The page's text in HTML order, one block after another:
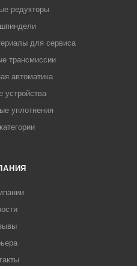
редукторы
для сервиса
трансмиссии
автоматика
устройства
уплотнения